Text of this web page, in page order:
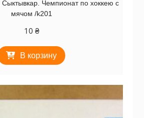
Чемпионат по хоккею с
мячом /k201
10 ₴
В корзину